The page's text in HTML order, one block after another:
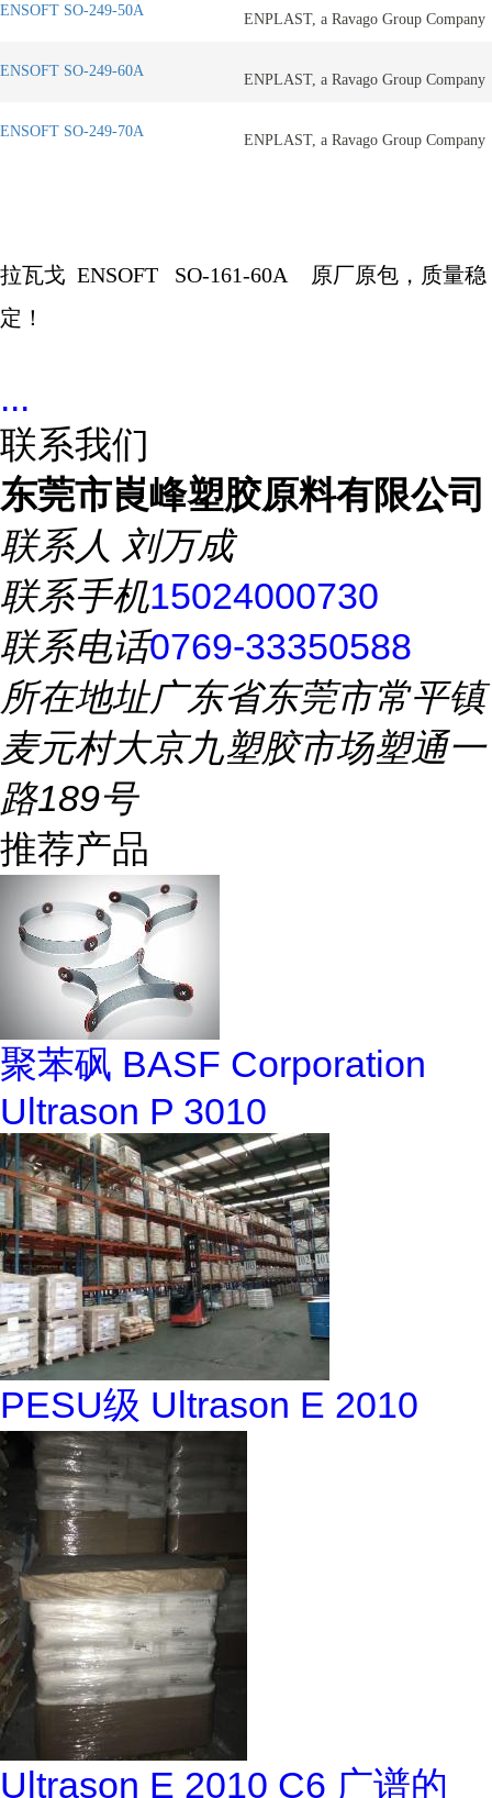
ENSOFT SO-249-50A
ENPLAST, a Ravago Group Company
ENSOFT SO-249-60A
ENPLAST, a Ravago Group Company
ENSOFT SO-249-70A
ENPLAST, a Ravago Group Company
拉瓦戈 ENSOFT SO-161-60A
原厂原包，质量稳
定！
...
联系我们
东莞市崀峰塑胶原料有限公司
联系人 刘万成
联系手机15024000730
联系电话0769-33350588
所在地址广东省东莞市常平镇
麦元村大京九塑胶市场塑通一
路189号
推荐产品
聚苯砜 BASF Corporation
Ultrason P 3010
PESU级 Ultrason E 2010
Ultrason E 2010 C6 广谱的